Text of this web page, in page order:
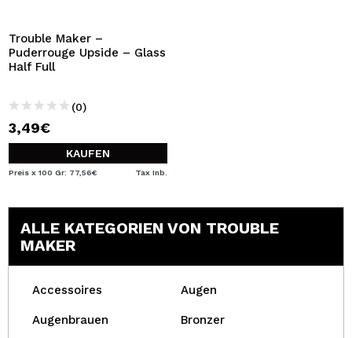
Trouble Maker –
Puderrouge Upside – Glass
Half Full
(0)
3,49€
KAUFEN
Preis x 100 Gr: 77,56€ Tax Inb.
ALLE KATEGORIEN VON TROUBLE
MAKER
Accessoires Augen
Augenbrauen Bronzer